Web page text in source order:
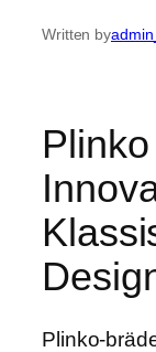
Written by
Plinko-